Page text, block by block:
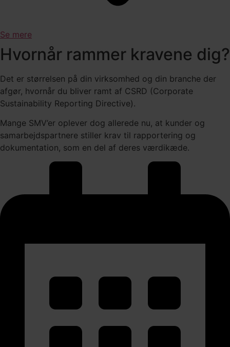
Se mere
Hvornår rammer kravene dig?
Det er størrelsen på din virksomhed og din branche der
afgør, hvornår du bliver ramt af CSRD (Corporate
Sustainability Reporting Directive).
Mange SMV’er oplever dog allerede nu, at kunder og
samarbejdspartnere stiller krav til rapportering og
dokumentation, som en del af deres værdikæde.